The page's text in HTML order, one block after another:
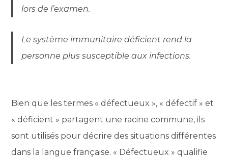
lors de l’examen.
Le système immunitaire déficient rend la
personne plus susceptible aux infections.
Bien que les termes « défectueux », « défectif » et
« déficient » partagent une racine commune, ils
sont utilisés pour décrire des situations différentes
dans la langue française. « Défectueux » qualifie